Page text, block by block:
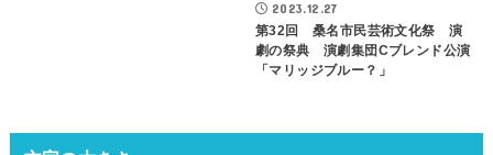
2023.12.27
第32回 桑名市民芸術文化祭 演
劇の祭典 演劇集団Cブレンド公演
「マリッジブルー？」